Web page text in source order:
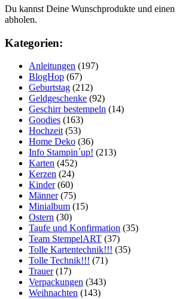
Du kannst Deine Wunschprodukte und
abholen.
Kategorien:
Anleitungen (197)
BlogHop (67)
Geburtstag (212)
Geldgeschenke (92)
Geschirr bestempeln (14)
Goodies (163)
Hochzeit (53)
Home Deko (36)
Info Stampin´up! (213)
Karten (452)
Kerzen (24)
Kinder(60)
Männer(75)
Minialbum (15)
Ostern (30)
Taufe und Konfirmation (35)
Team StempelART (37)
Tolle Kartentechnik!!! (35)
Tolle Technik!!! (71)
Trauer(17)
Verpackungen (343)
Weihnachten (143)